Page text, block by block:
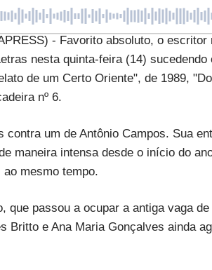
- Favorito absoluto, o
nesta quinta-feira (14)
de um Certo Oriente", de 1989,
nº 6.
contra um de Antônio Campos. Sua
maneira intensa desde o início do
mesmo tempo.
que passou a ocupar a antiga vaga
Britto e Ana Maria Gonçalves ainda